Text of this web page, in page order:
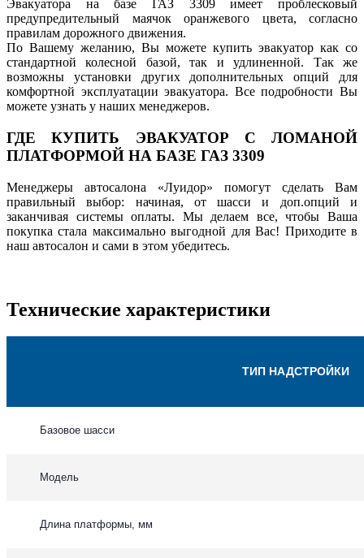
Эвакуатора на базе ГАЗ 3309 имеет проблесковый
предупредительный маячок оранжевого цвета, согласно
правилам дорожного движения.
По Вашему желанию, Вы можете купить эвакуатор как со
стандартной колесной базой, так и удлиненной. Так же
возможны установки других дополнительных опций для
комфортной эксплуатации эвакуатора. Все подробности Вы
можете узнать у наших менеджеров.
ГДЕ КУПИТЬ ЭВАКУАТОР С ЛОМАНОЙ
ПЛАТФОРМОЙ НА БАЗЕ ГАЗ 3309
Менеджеры автосалона «Луидор» помогут сделать Вам
правильный выбор: начиная, от шасси и доп.опций и
заканчивая системы оплаты. Мы делаем все, чтобы Ваша
покупка стала максимально выгодной для Вас! Приходите в
наш автосалон и сами в этом убедитесь.
Технические характеристики
ТИП НАДСТРОЙКИ
Базовое шасси
Модель
Длина платформы, мм